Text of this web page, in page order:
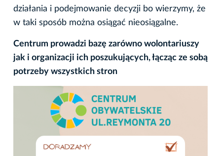
działania i podejmowanie decyzji bo wierzymy, że
w taki sposób można osiągać nieosiągalne.
Centrum prowadzi bazę zarówno wolontariuszy
jak i organizacji ich poszukujących, łącząc ze sobą
potrzeby wszystkich stron